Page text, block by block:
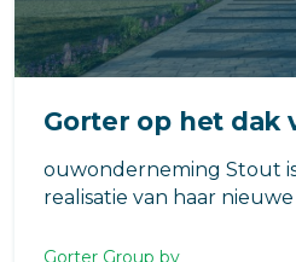
Gorter op het dak
ouwonderneming Stout
realisatie van haar
Gorter Group bv